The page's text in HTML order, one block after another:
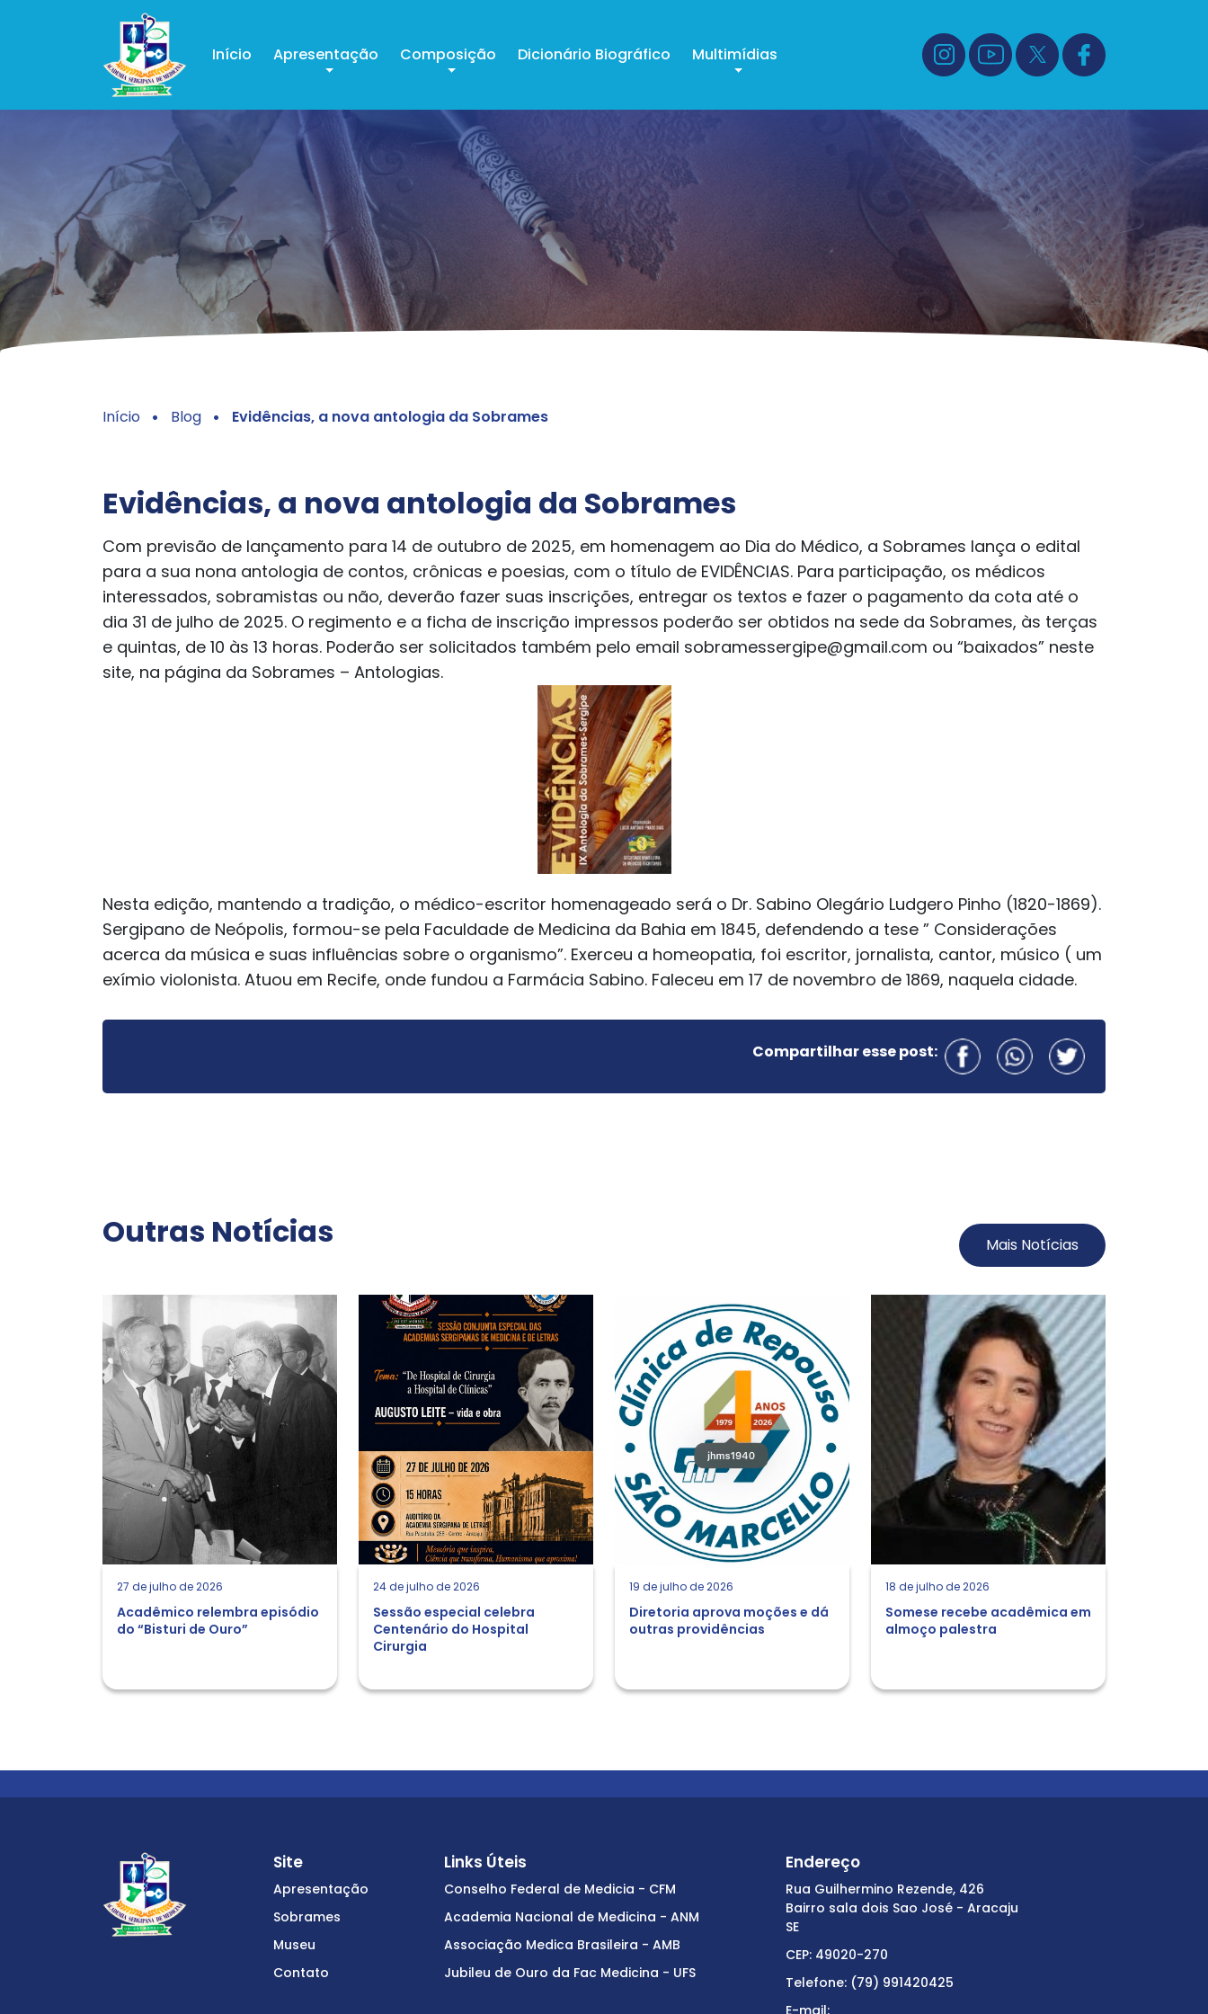
Início Apresentação Composição Dicionário Biográfico Multimídias
Início Blog Evidências, a nova antologia da Sobrames
Evidências, a nova antologia da Sobrames
Com previsão de lançamento para 14 de outubro de 2025, em homenagem ao Dia do Médico, a Sobrames lança o edital
para a sua nona antologia de contos, crônicas e poesias, com o título de EVIDÊNCIAS. Para participação, os médicos
interessados, sobramistas ou não, deverão fazer suas inscrições, entregar os textos e fazer o pagamento da cota até o
dia 31 de julho de 2025. O regimento e a ficha de inscrição impressos poderão ser obtidos na sede da Sobrames, às terças
e quintas, de 10 às 13 horas. Poderão ser solicitados também pelo email sobramessergipe@gmail.com ou “baixados” neste
site, na página da Sobrames – Antologias.
Nesta edição, mantendo a tradição, o médico-escritor homenageado será o Dr. Sabino Olegário Ludgero Pinho (1820-1869).
Sergipano de Neópolis, formou-se pela Faculdade de Medicina da Bahia em 1845, defendendo a tese ” Considerações
acerca da música e suas influências sobre o organismo”. Exerceu a homeopatia, foi escritor, jornalista, cantor, músico ( um
exímio violonista. Atuou em Recife, onde fundou a Farmácia Sabino. Faleceu em 17 de novembro de 1869, naquela cidade.
Compartilhar esse post:
Outras Notícias Mais Notícias
27 de julho de 2026
Acadêmico relembra episódio
do “Bisturi de Ouro”
24 de julho de 2026
Sessão especial celebra
Centenário do Hospital
Cirurgia
19 de julho de 2026
Diretoria aprova moções e dá
outras providências
18 de julho de 2026
Somese recebe acadêmica em
almoço palestra
Site
Apresentação
Sobrames
Museu
Contato
Links Úteis
Conselho Federal de Medicia - CFM
Academia Nacional de Medicina - ANM
Associação Medica Brasileira - AMB
Jubileu de Ouro da Fac Medicina - UFS
Endereço
Rua Guilhermino Rezende, 426
Bairro sala dois Sao José - Aracaju
SE
CEP: 49020-270
Telefone: (79) 991420425
E-mail: